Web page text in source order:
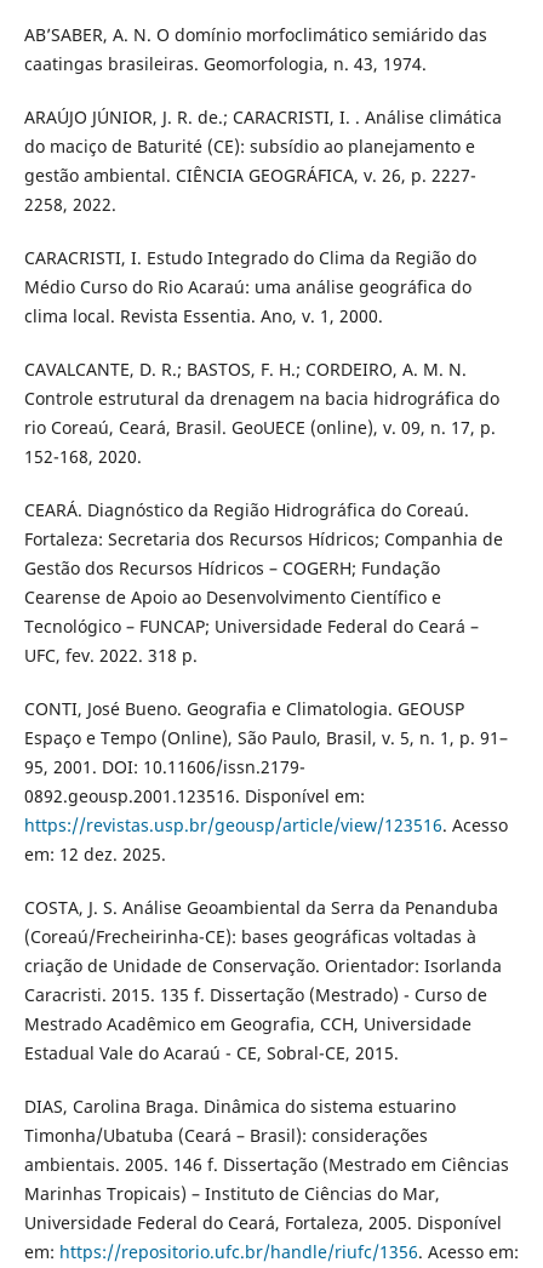
AB’SABER, A. N. O domínio morfoclimático semiárido das
caatingas brasileiras. Geomorfologia, n. 43, 1974.
ARAÚJO JÚNIOR, J. R. de.; CARACRISTI, I. . Análise climática
do maciço de Baturité (CE): subsídio ao planejamento e
gestão ambiental. CIÊNCIA GEOGRÁFICA, v. 26, p. 2227-
2258, 2022.
CARACRISTI, I. Estudo Integrado do Clima da Região do
Médio Curso do Rio Acaraú: uma análise geográfica do
clima local. Revista Essentia. Ano, v. 1, 2000.
CAVALCANTE, D. R.; BASTOS, F. H.; CORDEIRO, A. M. N.
Controle estrutural da drenagem na bacia hidrográfica do
rio Coreaú, Ceará, Brasil. GeoUECE (online), v. 09, n. 17, p.
152-168, 2020.
CEARÁ. Diagnóstico da Região Hidrográfica do Coreaú.
Fortaleza: Secretaria dos Recursos Hídricos; Companhia de
Gestão dos Recursos Hídricos – COGERH; Fundação
Cearense de Apoio ao Desenvolvimento Científico e
Tecnológico – FUNCAP; Universidade Federal do Ceará –
UFC, fev. 2022. 318 p.
CONTI, José Bueno. Geografia e Climatologia. GEOUSP
Espaço e Tempo (Online), São Paulo, Brasil, v. 5, n. 1, p. 91–
95, 2001. DOI: 10.11606/issn.2179-
0892.geousp.2001.123516. Disponível em:
https://revistas.usp.br/geousp/article/view/123516. Acesso
em: 12 dez. 2025.
COSTA, J. S. Análise Geoambiental da Serra da Penanduba
(Coreaú/Frecheirinha-CE): bases geográficas voltadas à
criação de Unidade de Conservação. Orientador: Isorlanda
Caracristi. 2015. 135 f. Dissertação (Mestrado) - Curso de
Mestrado Acadêmico em Geografia, CCH, Universidade
Estadual Vale do Acaraú - CE, Sobral-CE, 2015.
DIAS, Carolina Braga. Dinâmica do sistema estuarino
Timonha/Ubatuba (Ceará – Brasil): considerações
ambientais. 2005. 146 f. Dissertação (Mestrado em Ciências
Marinhas Tropicais) – Instituto de Ciências do Mar,
Universidade Federal do Ceará, Fortaleza, 2005. Disponível
em: https://repositorio.ufc.br/handle/riufc/1356. Acesso em: